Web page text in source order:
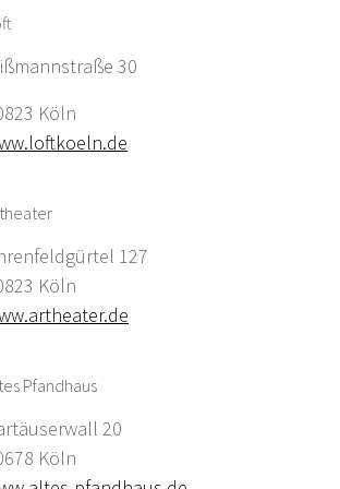
30
Köln
127
Köln
Pfandhaus
20
Köln